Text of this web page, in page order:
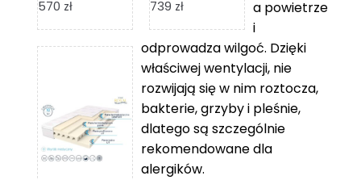
570 złZakres
od
4
570 zł
739 złZakres
od
3
360 zł
do
8
739 zł
a powietrze
i
odprowadza wilgoć. Dzięki
właściwej wentylacji, nie
rozwijają się w nim roztocza,
bakterie, grzyby i pleśnie,
dlatego są szczególnie
rekomendowane dla
alergików.